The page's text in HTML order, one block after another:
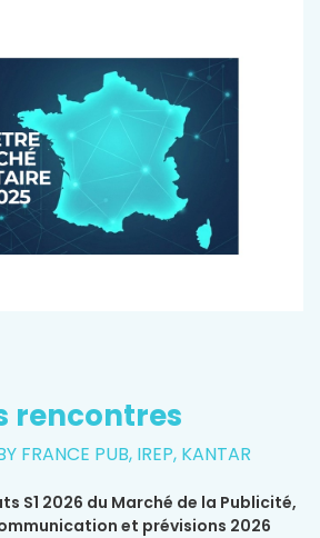
rencontres
FRANCE PUB, IREP, KANTAR
S1 2026 du Marché de la Publicité,
et prévisions 2026